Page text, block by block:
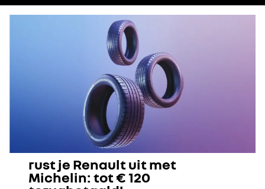
rust je Renault uit met
Michelin: tot € 120